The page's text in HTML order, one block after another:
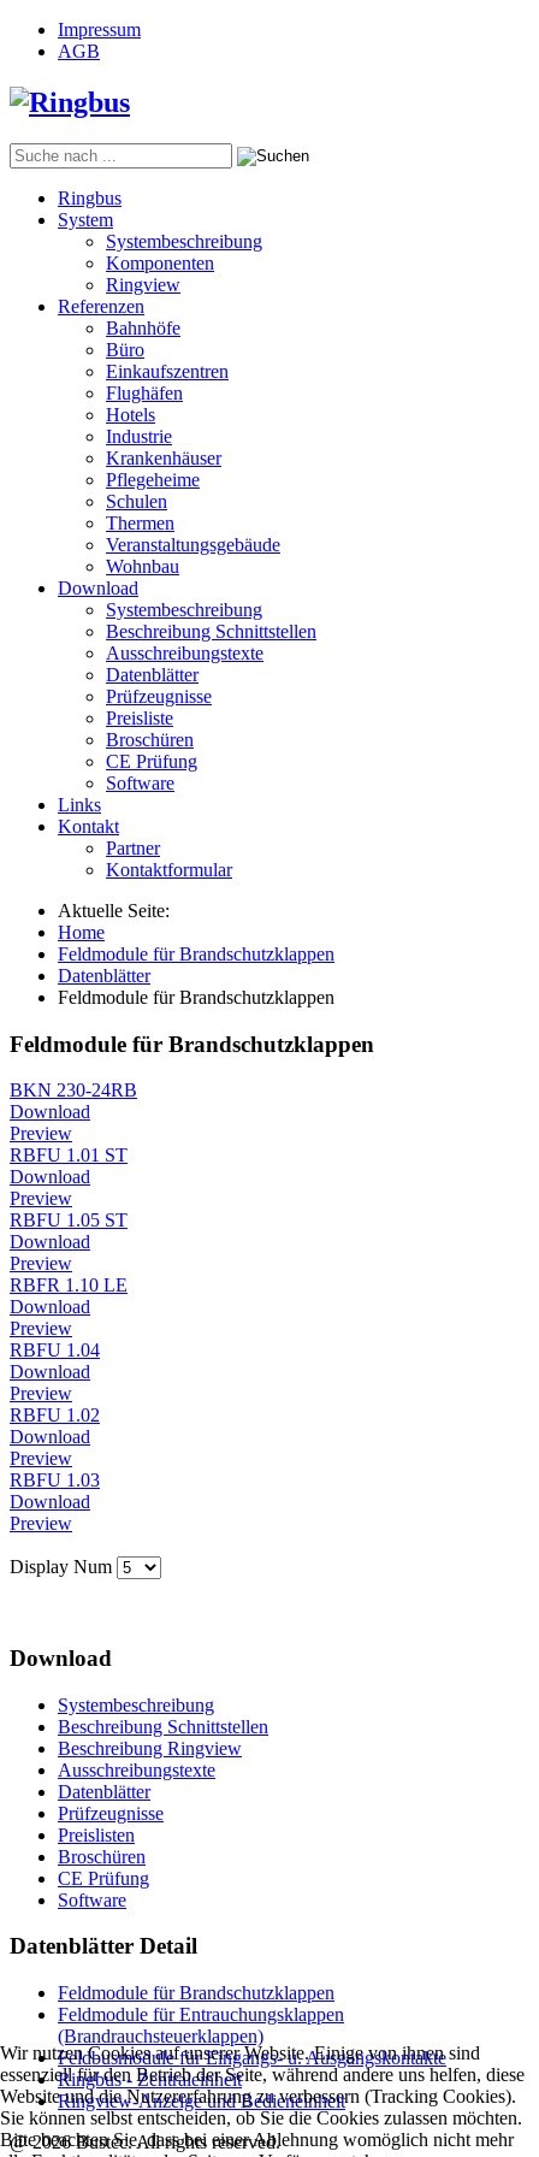
Impressum
AGB
Ringbus
System
Systembeschreibung
Komponenten
Ringview
Referenzen
Bahnhöfe
Büro
Einkaufszentren
Flughäfen
Hotels
Industrie
Krankenhäuser
Pflegeheime
Schulen
Thermen
Veranstaltungsgebäude
Wohnbau
Download
Systembeschreibung
Beschreibung Schnittstellen
Ausschreibungstexte
Datenblätter
Prüfzeugnisse
Preisliste
Broschüren
CE Prüfung
Software
Links
Kontakt
Partner
Kontaktformular
Aktuelle Seite:
Home
Feldmodule für Brandschutzklappen
Datenblätter
Feldmodule für Brandschutzklappen
Feldmodule für Brandschutzklappen
BKN 230-24RB
Download
Preview
RBFU 1.01 ST
Download
Preview
RBFU 1.05 ST
Download
Preview
RBFR 1.10 LE
Download
Preview
RBFU 1.04
Download
Preview
RBFU 1.02
Download
Preview
RBFU 1.03
Download
Preview
Display Num
Download
Systembeschreibung
Beschreibung Schnittstellen
Beschreibung Ringview
Ausschreibungstexte
Datenblätter
Prüfzeugnisse
Preislisten
Broschüren
CE Prüfung
Software
Datenblätter Detail
Feldmodule für Brandschutzklappen
Feldmodule für Entrauchungsklappen
(Brandrauchsteuerklappen)
Feldbusmodule für Eingangs- u. Ausgangskontakte
Ringbus - Zentraleinheit
Ringview-Anzeige und Bedieneinheit
@ 2026 Bustec. All rights reserved.
Wir nutzen Cookies auf unserer Website. Einige von ihnen sind
essenziell für den Betrieb der Seite, während andere uns helfen, diese
Website und die Nutzererfahrung zu verbessern (Tracking Cookies).
Sie können selbst entscheiden, ob Sie die Cookies zulassen möchten.
Bitte beachten Sie, dass bei einer Ablehnung womöglich nicht mehr